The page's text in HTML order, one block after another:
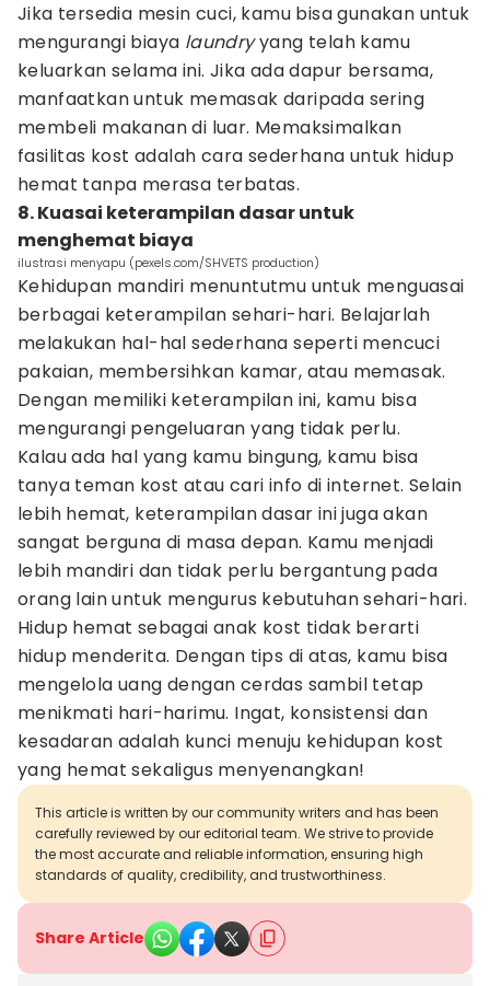
Jika tersedia mesin cuci, kamu bisa gunakan untuk
mengurangi biaya laundryyang telah kamu
keluarkan selama ini. Jika ada dapur bersama,
manfaatkan untuk memasak daripada sering
membeli makanan di luar. Memaksimalkan
fasilitas kost adalah cara sederhana untuk hidup
hemat tanpa merasa terbatas.
8. Kuasai keterampilan dasar untuk
menghemat biaya
ilustrasi menyapu (pexels.com/SHVETS production)
Kehidupan mandiri menuntutmu untuk menguasai
berbagai keterampilan sehari-hari. Belajarlah
melakukan hal-hal sederhana seperti mencuci
pakaian, membersihkan kamar, atau memasak.
Dengan memiliki keterampilan ini, kamu bisa
mengurangi pengeluaran yang tidak perlu.
Kalau ada hal yang kamu bingung, kamu bisa
tanya teman kost atau cari info di internet. Selain
lebih hemat, keterampilan dasar ini juga akan
sangat berguna di masa depan. Kamu menjadi
lebih mandiri dan tidak perlu bergantung pada
orang lain untuk mengurus kebutuhan sehari-hari.
Hidup hemat sebagai anak kost tidak berarti
hidup menderita. Dengan tips di atas, kamu bisa
mengelola uang dengan cerdas sambil tetap
menikmati hari-harimu. Ingat, konsistensi dan
kesadaran adalah kunci menuju kehidupan kost
yang hemat sekaligus menyenangkan!
This article is written by our community writers and has been
carefully reviewed by our editorial team. We strive to provide
the most accurate and reliable information, ensuring high
standards of quality, credibility, and trustworthiness.
Share Article